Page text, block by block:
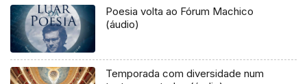
Poesia volta ao Fórum Machico
(áudio)
Temporada com diversidade num